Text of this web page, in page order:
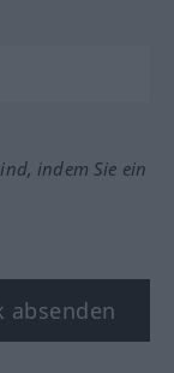
indem Sie ein
absenden